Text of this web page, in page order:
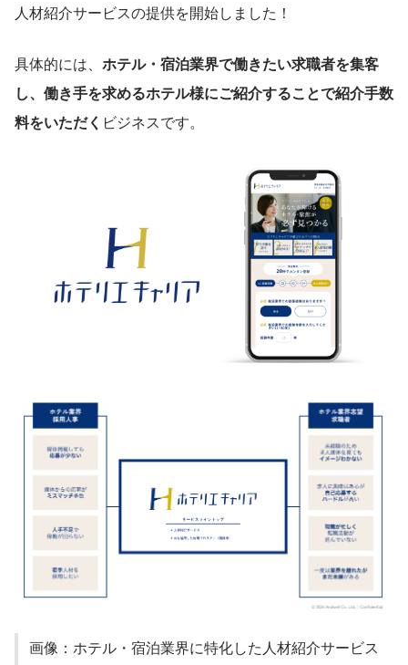
人材紹介サービスの提供を開始しました！
具体的には、 ホテル・宿泊業界で働きたい求職者を集客
し、働き手を求めるホテル様にご紹介することで紹介手数
料をいただく ビジネスです。
画像：ホテル・宿泊業界に特化した人材紹介サービス